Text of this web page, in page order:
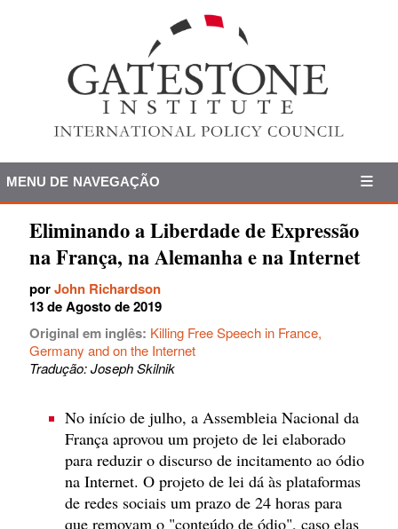
MENU DE NAVEGAÇÃO
Eliminando a Liberdade de Expressão
na França, na Alemanha e na Internet
porJohn Richardson
13 de Agosto de 2019
Original em inglês: Killing Free Speech in France,
Germany and on the Internet
Tradução: Joseph Skilnik
No início de julho, a Assembleia Nacional da
França aprovou um projeto de lei elaborado
para reduzir o discurso de incitamento ao ódio
na Internet. O projeto de lei dá às plataformas
de redes sociais um prazo de 24 horas para
que removam o "conteúdo de ódio", caso elas